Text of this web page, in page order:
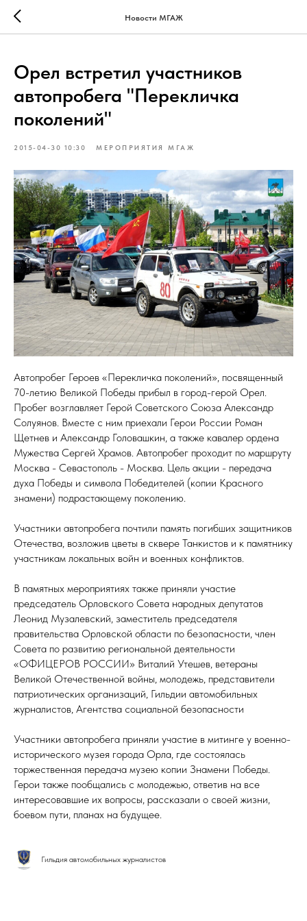
Новости МГАЖ
Орел встретил участников
автопробега "Перекличка
поколений"
2015-04-30 10:30 МЕРОПРИЯТИЯ МГАЖ
Автопробег Героев «Перекличка поколений», посвященный
70-летию Великой Победы прибыл в город-герой Орел.
Пробег возглавляет Герой Советского Союза Александр
Солуянов. Вместе с ним приехали Герои России Роман
Щетнев и Александр Головашкин, а также кавалер ордена
Мужества Сергей Храмов. Автопробег проходит по маршруту
Москва - Севастополь - Москва. Цель акции - передача
духа Победы и символа Победителей (копии Красного
знамени) подрастающему поколению.
Участники автопробега почтили память погибших защитников
Отечества, возложив цветы в сквере Танкистов и к памятнику
участникам локальных войн и военных конфликтов.
В памятных мероприятиях также приняли участие
председатель Орловского Совета народных депутатов
Леонид Музалевский, заместитель председателя
правительства Орловской области по безопасности, член
Совета по развитию региональной деятельности
«ОФИЦЕРОВ РОССИИ» Виталий Утешев, ветераны
Великой Отечественной войны, молодежь, представители
патриотических организаций, Гильдии автомобильных
журналистов, Агентства социальной безопасности
Участники автопробега приняли участие в митинге у военно-
исторического музея города Орла, где состоялась
торжественная передача музею копии Знамени Победы.
Герои также пообщались с молодежью, ответив на все
интересовавшие их вопросы, рассказали о своей жизни,
боевом пути, планах на будущее.
Гильдия автомобильных журналистов